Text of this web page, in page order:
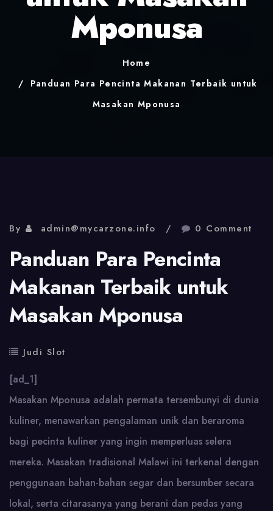
Mponusa
Home
Panduan Para Pencinta Makanan Terbaik untuk
Masakan Mponusa
By admin@mycarzone.info 0 Comment
Panduan Para Pencinta
Makanan Terbaik untuk
Masakan Mponusa
Judi Slot
[ad_1]
Masakan Mponusa adalah permata tersembunyi di dunia
kuliner, menawarkan pengalaman unik dan beraroma
bagi pecinta kuliner yang ingin memperluas selera
mereka. Masakan tradisional Malawi ini terkenal dengan
penggunaan bahan-bahan segar dan bersumber secara
lokal, serta citarasanya yang berani dan pedas yang